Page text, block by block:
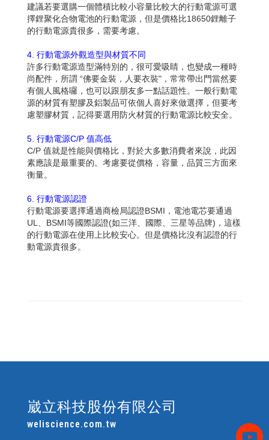
建議若要選購一個體積比較小容量比較大的行動電源可選
擇鋰聚化合物電池的行動電源，但是價格比18650鋰離子
的行動電源貴很多，需要考慮。
4. 行動電源外觀造型與材質不同
許多行動電源造型滿特別的，很可愛吸睛，也變成一種時
尚配件，所謂 “佛要金裝，人要衣裝"，常常帶出門當然要
有個人風格囉，也可以跟朋友多一點話題性。一般行動電
源的材質有塑膠及鋁製品可依個人喜好來做選擇，但要考
慮塑膠材質，記得要選用防火材質的行動電源比較安全。
5. 行動電源C/P 值高低
C/P 值就是性能與價格比，對於大多數消費者來說，此因
素應該是最重要的。考慮要從價格，容量，品質三方面來
衡量。
6. 行動電源認證
行動電源要選擇通過商檢局認證BSMI，電池電芯要通過
UL、BSMI等國際認證(如三洋、國際、三星等品牌)，這樣
的行動電源在使用上比較安心。但是價格比沒有認證的行
動電源貴很多。
崴立科技股份有限公司
weliscience.com.tw